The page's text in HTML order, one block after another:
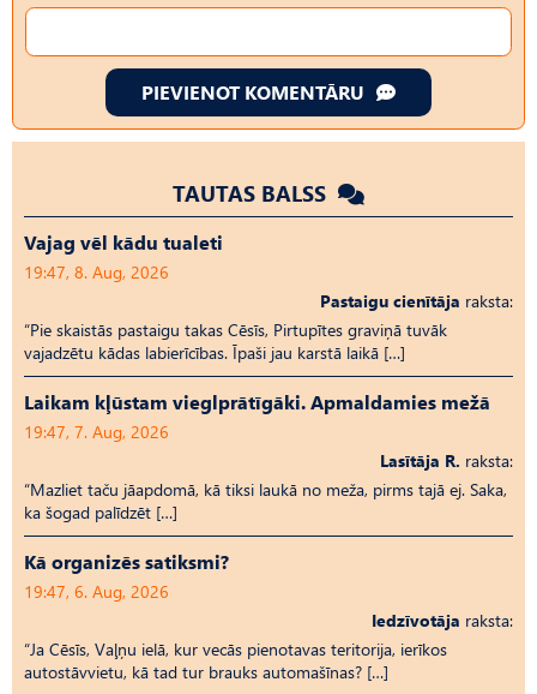
PIEVIENOT KOMENTĀRU
TAUTAS BALSS
Vajag vēl kādu tualeti
19:47, 8. Aug, 2026
Pastaigu cienītāja raksta:
“Pie skaistās pastaigu takas Cēsīs, Pirtupītes graviņā tuvāk
vajadzētu kādas labierīcības. Īpaši jau karstā laikā […]
Laikam kļūstam vieglprātīgāki. Apmaldamies mežā
19:47, 7. Aug, 2026
Lasītāja R. raksta:
“Mazliet taču jāapdomā, kā tiksi laukā no meža, pirms tajā ej. Saka,
ka šogad palīdzēt […]
Kā organizēs satiksmi?
19:47, 6. Aug, 2026
Iedzīvotāja raksta:
“Ja Cēsīs, Vaļņu ielā, kur vecās pienotavas teritorija, ierīkos
autostāvvietu, kā tad tur brauks automašīnas? […]